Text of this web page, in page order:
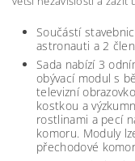
Součástí
astronauti a 2
Sada nabízí 3
obývací modul s
televizní
kostkou a
rostlinami a pecí
komoru. Moduly
přechodové